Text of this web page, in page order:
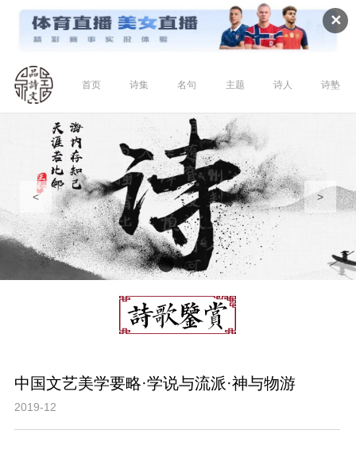
✕
首页 诗集 名句 主题 诗人 诗塾
< >
中国文艺美学要略·学说与流派·神与物游
2019-12